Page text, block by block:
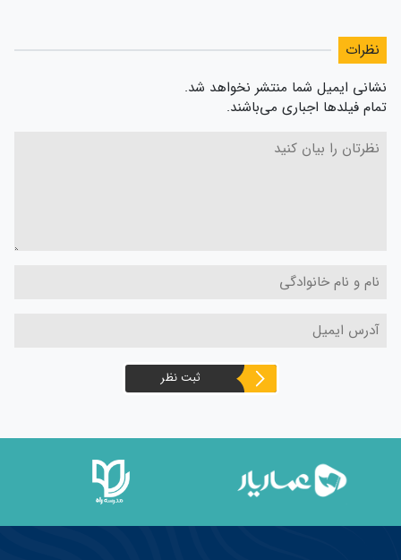
نظرات
نشانی ایمیل شما منتشر نخواهد شد.
تمام فیلدها اجباری می‌باشند.
ثبت نظر